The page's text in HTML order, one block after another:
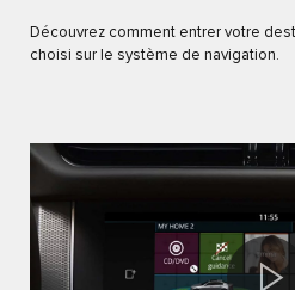
Découvrez comment entrer votre
choisi sur le système de navigation.